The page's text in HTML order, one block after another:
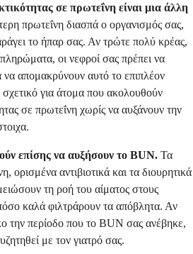
σε πρωτεΐνη είναι μια άλλη
πρωτεΐνη διασπά ο οργανισμός σας,
το ήπαρ σας. Αν τρώτε πολύ κρέας,
οι νεφροί σας πρέπει να
απομακρύνουν αυτό το επιπλέον
σχετικό για άτομα που ακολουθούν
σε πρωτεΐνη χωρίς να αυξάνουν την
επίσης να αυξήσουν το BUN. Τα
αντιβιοτικά και τα διουρητικά
τη ροή του αίματος στους
καλά φιλτράρουν τα απόβλητα. Αν
την περίοδο που το BUN σας ανέβηκε,
με τον γιατρό σας.